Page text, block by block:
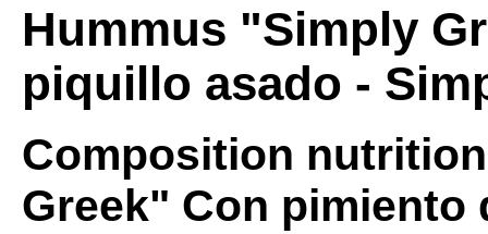
Hummus "Simply
piquillo asado -
Composition
Greek" Con pimiento